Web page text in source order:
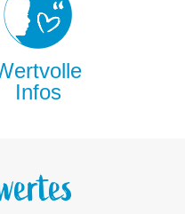
Infos